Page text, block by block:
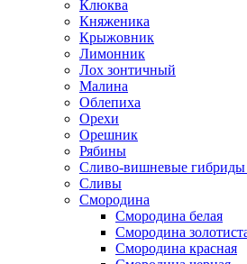
Клюква
Княженика
Крыжовник
Лимонник
Лох зонтичный
Малина
Облепиха
Орехи
Орешник
Рябины
Сливо-вишневые
Сливы
Смородина
Смородина белая
Смородина
Смородина красная